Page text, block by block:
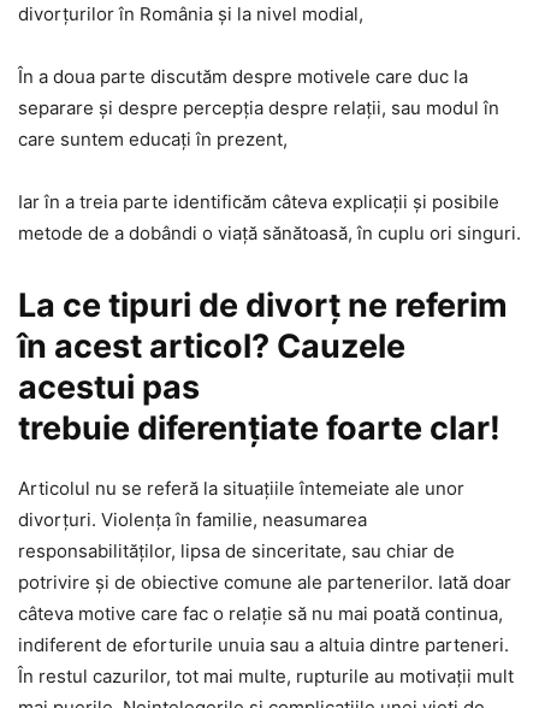
divorţurilor în România şi la nivel modial,
În a doua parte discutăm despre motivele care duc la
separare şi despre percepţia despre relaţii, sau modul în
care suntem educaţi în prezent,
Iar în a treia parte identificăm câteva explicaţii şi posibile
metode de a dobândi o viaţă sănătoasă, în cuplu ori singuri.
La ce tipuri de divorţ ne referim
în acest articol? Cauzele
acestui pas
trebuie diferenţiate foarte clar!
Articolul nu se referă la situaţiile întemeiate ale unor
divorţuri. Violenţa în familie, neasumarea
responsabilităţilor, lipsa de sinceritate, sau chiar de
potrivire şi de obiective comune ale partenerilor. Iată doar
câteva motive care fac o relaţie să nu mai poată continua,
indiferent de eforturile unuia sau a altuia dintre parteneri.
În restul cazurilor, tot mai multe, rupturile au motivaţii mult